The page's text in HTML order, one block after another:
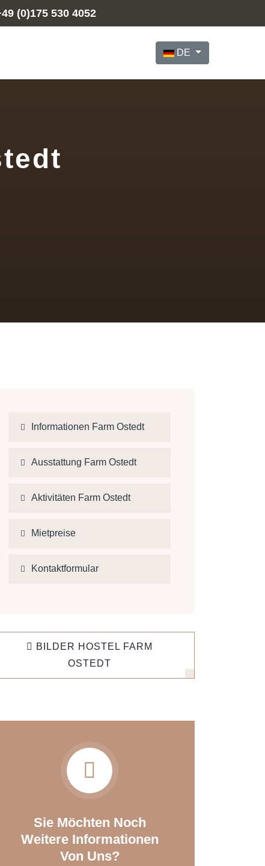
(0)175 530 4052
Sprache auswählen
DE
Informationen Farm Ostedt
Ausstattung Farm Ostedt
Aktivitäten Farm Ostedt
Mietpreise
Kontaktformular
BILDER HOSTEL FARM
OSTEDT
Sie Möchten Noch
Weitere Informationen
Von Uns?